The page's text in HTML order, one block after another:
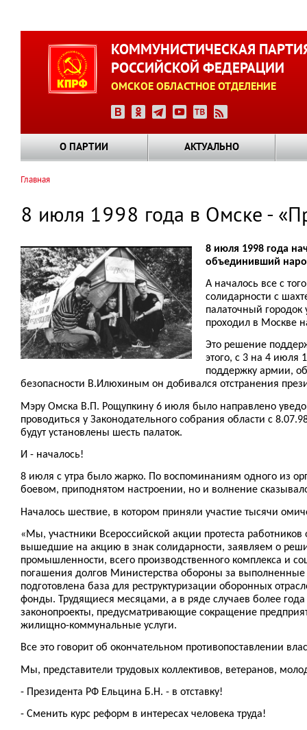
КОММУНИСТИЧЕСКАЯ
РОССИЙСКОЙ ФЕДЕРАЦИИ
ОМСКОЕ ОБЛАСТНОЕ ОТДЕЛЕНИЕ
О ПАРТИИ АКТУАЛЬНО
навигации
Главная
8 июля 1998 года в Омске -
8 июля 1998 года
объединивший
А началось все с
солидарности с
палаточный городок
проходил в Москве
Это решение
этого, с 3 на 4 июля
поддержку армии,
безопасности В.Илюхиным он добивался отстранения
Мэру Омска В.П. Рощупкину 6 июля было направлено
проводиться у Законодательного собрания области с
будут установлены шесть палаток.
И - началось!
8 июля с утра было жарко. По воспоминаниям одного из
боевом, приподнятом настроении, но и волнение
Началось шествие, в котором приняли участие тысячи
«Мы, участники Всероссийской акции протеста
вышедшие на акцию в знак солидарности, заявляем о
промышленности, всего производственного комплекса и
погашения долгов Министерства обороны за
подготовлена база для реструктуризации оборонных
фонды. Трудящиеся месяцами, а в ряде случаев более
законопроекты, предусматривающие сокращение
жилищно-коммунальные услуги.
Все это говорит об окончательном противопоставлении
Мы, представители трудовых коллективов, ветеранов,
- Президента РФ Ельцина Б.Н. - в отставку!
- Сменить курс реформ в интересах человека труда!